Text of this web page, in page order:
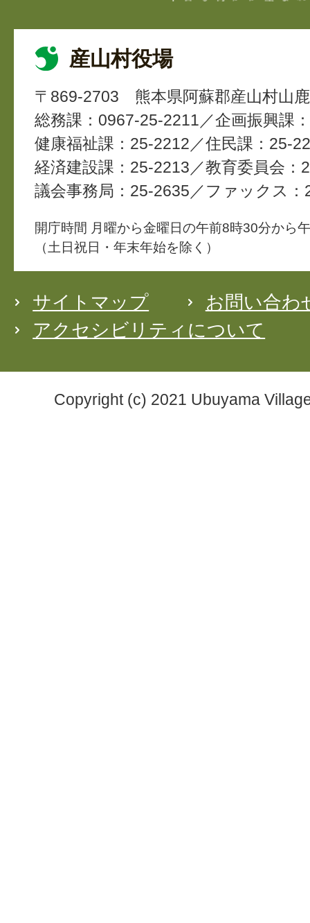
産山村役場
〒869-2703
熊本県阿蘇郡産山村山
総務課：0967-25-2211
企画振興課
健康福祉課：25-2212
住民課：25-
経済建設課：25-2213
教育委員会：
議会事務局：25-2635
ファックス：
開庁時間 月曜から金曜日の午前8時30分から
（土日祝日・年末年始を除く）
サイトマップ
お問い合わ
アクセシビリティについて
Copyright (c) 2021 Ubuyama